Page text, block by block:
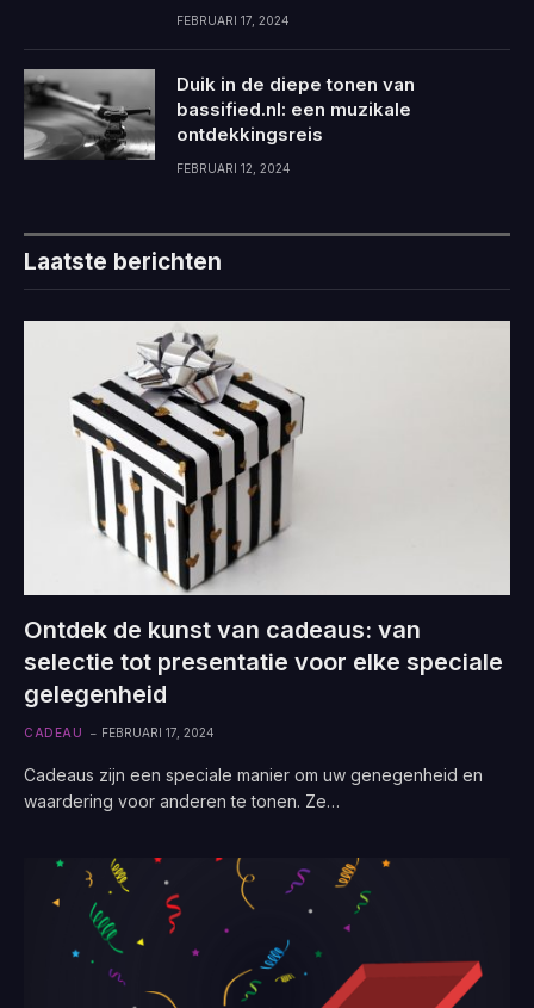
FEBRUARI 17, 2024
Duik in de diepe tonen van
bassified.nl: een muzikale
ontdekkingsreis
FEBRUARI 12, 2024
Laatste berichten
Ontdek de kunst van cadeaus: van
selectie tot presentatie voor elke speciale
gelegenheid
CADEAU FEBRUARI 17, 2024
Cadeaus zijn een speciale manier om uw genegenheid en
waardering voor anderen te tonen. Ze…